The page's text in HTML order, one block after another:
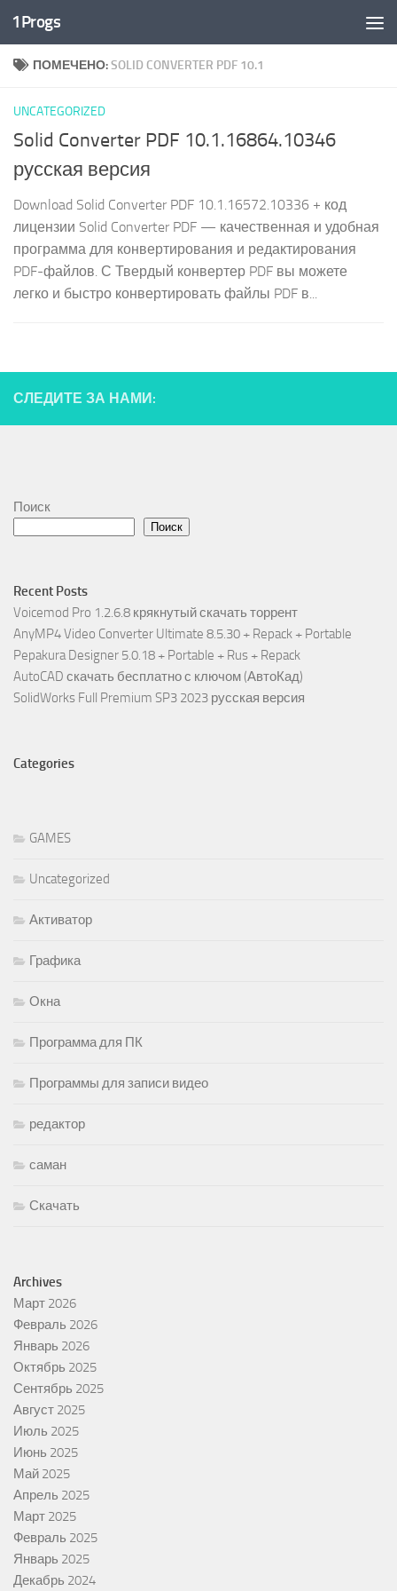
Перейти к содержимому
1Progs
ПОМЕЧЕНО:SOLID CONVERTER PDF 10.1
UNCATEGORIZED
Solid Converter PDF 10.1.16864.10346
русская версия
Download Solid Converter PDF 10.1.16572.10336 + код
лицензии Solid Converter PDF — качественная и удобная
программа для конвертирования и редактирования
PDF-файлов. С Твердый конвертер PDF вы можете
легко и быстро конвертировать файлы PDF в...
СЛЕДИТЕ ЗА НАМИ:
Поиск
Поиск
Recent Posts
Voicemod Pro 1.2.6.8 крякнутый скачать торрент
AnyMP4 Video Converter Ultimate 8.5.30 + Repack + Portable
Pepakura Designer 5.0.18 + Portable + Rus + Repack
AutoCAD скачать бесплатно с ключом (АвтоКад)
SolidWorks Full Premium SP3 2023 русская версия
Categories
GAMES
Uncategorized
Активатор
Графика
Окна
Программа для ПК
Программы для записи видео
редактор
саман
Скачать
Archives
Март 2026
Февраль 2026
Январь 2026
Октябрь 2025
Сентябрь 2025
Август 2025
Июль 2025
Июнь 2025
Май 2025
Апрель 2025
Март 2025
Февраль 2025
Январь 2025
Декабрь 2024